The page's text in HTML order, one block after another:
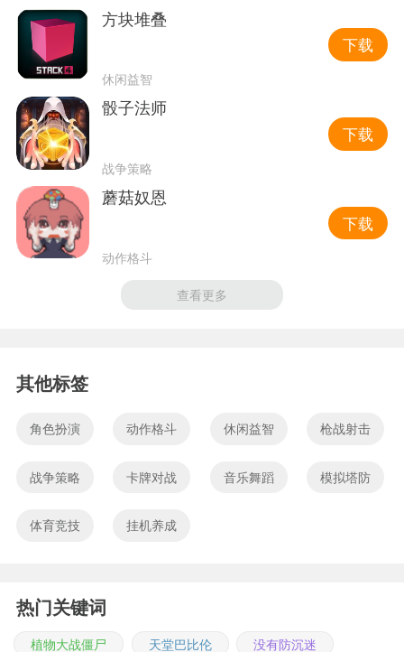
方块堆叠
休闲益智
下载
骰子法师
战争策略
下载
蘑菇奴恩
动作格斗
下载
查看更多
其他标签
角色扮演 动作格斗 休闲益智 枪战射击
战争策略 卡牌对战 音乐舞蹈 模拟塔防
体育竞技 挂机养成
热门关键词
植物大战僵尸 天堂巴比伦 没有防沉迷